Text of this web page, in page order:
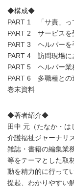
◆構成◆
PART 1 「サ責」っ
PART 2 サービスを
PART 3 ヘルパーを
PART 4 訪問現場に
PART 5 ヘルパー業
PART 6 多職種との
巻末資料
◆著者紹介◆
田中 元（たなか・は
介護福祉ジャーナリ
雑誌・書籍の編集業
等をテーマとした取
動を精力的に行って
提起、わかりやすい